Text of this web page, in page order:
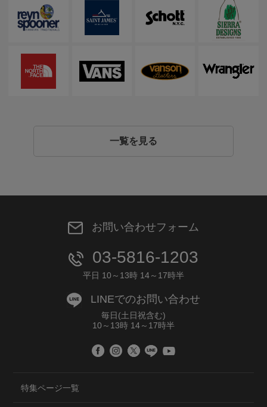
一覧を見る
お問い合わせフォーム
03-5816-1203
平日 10～13時 14～17時半
LINEでのお問い合わせ
毎日(土日祝含む)
10～13時 14～17時半
特集ページ一覧